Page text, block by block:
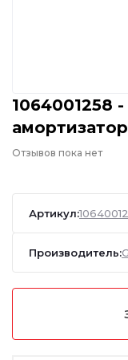
1064001258
Отзывов пока нет
Артикул:
Производитель: